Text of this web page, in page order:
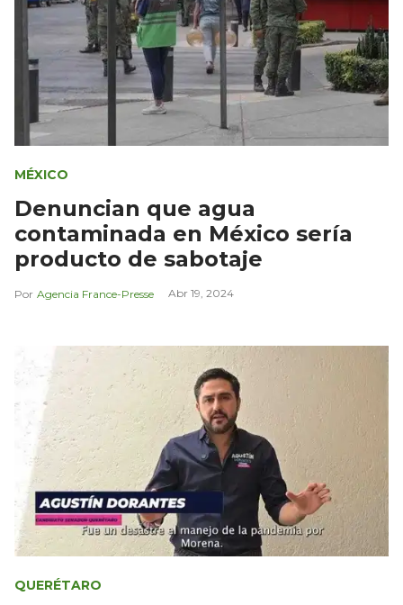
MÉXICO
Denuncian que agua
contaminada en México sería
producto de sabotaje
Agencia France-Presse Abr 19, 2024
QUERÉTARO